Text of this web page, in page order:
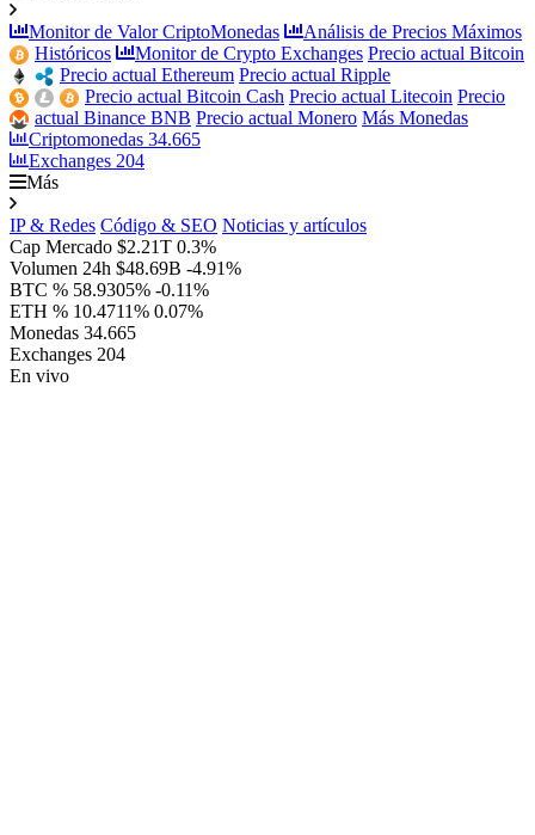
Monitor de Valor CriptoMonedas
Análisis de Precios Máximos
Históricos
Monitor de Crypto Exchanges Precio actual Bitcoin
Precio actual Ethereum Precio actual Ripple
Precio actual Bitcoin Cash Precio actual Litecoin Precio
actual Binance BNB Precio actual Monero Más Monedas
Criptomonedas 34.665
Exchanges 204
Más
IP & Redes Código & SEO Noticias y artículos
Cap Mercado $2.21T 0.3%
Volumen 24h $48.69B -4.91%
BTC % 58.9305% -0.11%
ETH % 10.4711% 0.07%
Monedas 34.665
Exchanges 204
En vivo